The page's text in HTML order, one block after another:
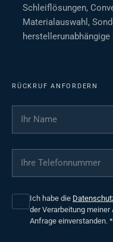
Schleiflösungen,
Materialauswahl,
RÜCKRUF ANFORDERN
Ihr Name
Ihre Telefonnummer
Ich habe die
der Verarbeitung meiner
Anfrage einverstanden. *